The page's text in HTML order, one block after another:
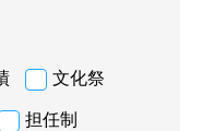
文化祭
担任制